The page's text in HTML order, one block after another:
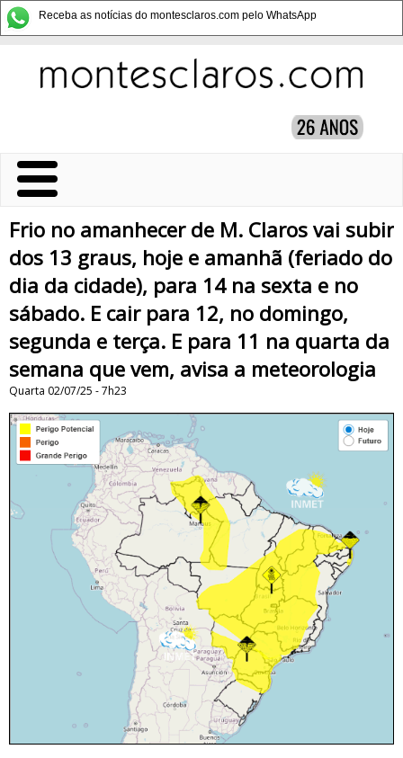
Receba as notícias do montesclaros.com pelo WhatsApp
Frio no amanhecer de M. Claros vai subir
dos 13 graus, hoje e amanhã (feriado do
dia da cidade), para 14 na sexta e no
sábado. E cair para 12, no domingo,
segunda e terça. E para 11 na quarta da
semana que vem, avisa a meteorologia
Quarta 02/07/25 - 7h23